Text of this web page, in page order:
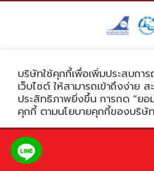
บริษัทใช้คุกกี้เพื่อเพิ่มประสบกา
เว็บไซต์ ให้สามารถเข้าถึงง่าย
ประสิทธิภาพยิ่งขึ้น การกด “ยอ
คุกกี้ ตามนโยบายคุกกี้ของบริษัท
ยอมรับ